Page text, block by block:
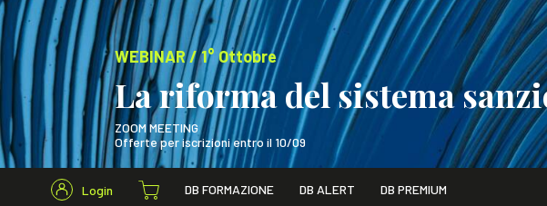
WEBINAR / 1° Ottobre
La riforma del sistema
ZOOM MEETING
Offerte per iscrizioni entro il 10/09
WEBINAR / 1° Ottobre
Login DB FORMAZIONE DB ALERT DB PREMIUM